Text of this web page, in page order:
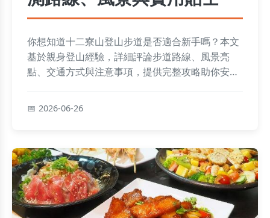
你想知道十二寮山登山步道是否適合新手嗎？本文
基於親身登山經驗，詳細評論步道路線、風景亮
點、交通方式與注意事項，提供完整攻略助你安全
2026-06-26